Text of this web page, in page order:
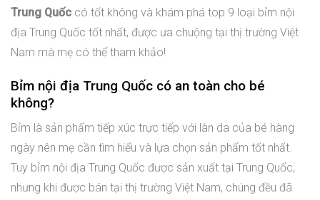
Trung Quốc có tốt không và khám phá top 9 loại bỉm nội
địa Trung Quốc tốt nhất, được ưa chuộng tại thị trường Việt
Nam mà mẹ có thể tham khảo!
Bỉm nội địa Trung Quốc có an toàn cho bé
không?
Bỉm là sản phẩm tiếp xúc trực tiếp với làn da của bé hàng
ngày nên mẹ cần tìm hiểu và lựa chọn sản phẩm tốt nhất.
Tuy bỉm nội địa Trung Quốc được sản xuất tại Trung Quốc,
nhưng khi được bán tại thị trường Việt Nam, chúng đều đã